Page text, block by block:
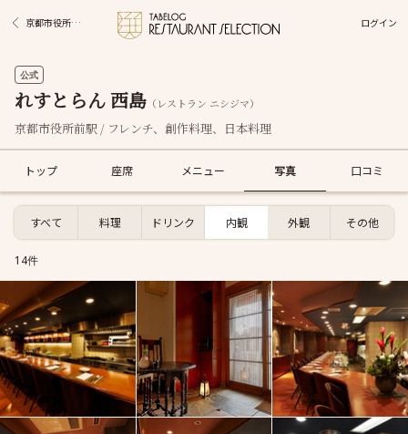
京都市役所前駅グルメ ログイン
公式
れすとらん 西島 （レストラン ニシジマ）
京都市役所前駅 / フレンチ、創作料理、日本料理
トップ 座席 メニュー 写真 口コミ
すべて 料理 ドリンク 内観 外観 その他
14件